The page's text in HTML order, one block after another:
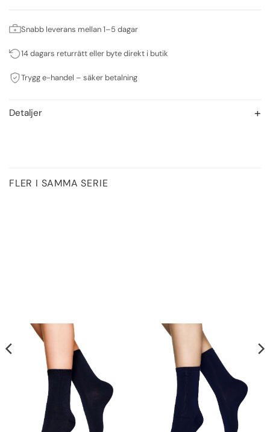
Snabb leverans mellan 1–5 dagar
14 dagars returrätt eller byte direkt i butik
Trygg e-handel – säker betalning
Detaljer
FLER I SAMMA SERIE